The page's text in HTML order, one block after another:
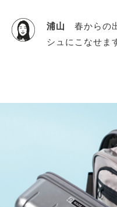
浦山 春からの
シュにこなせま